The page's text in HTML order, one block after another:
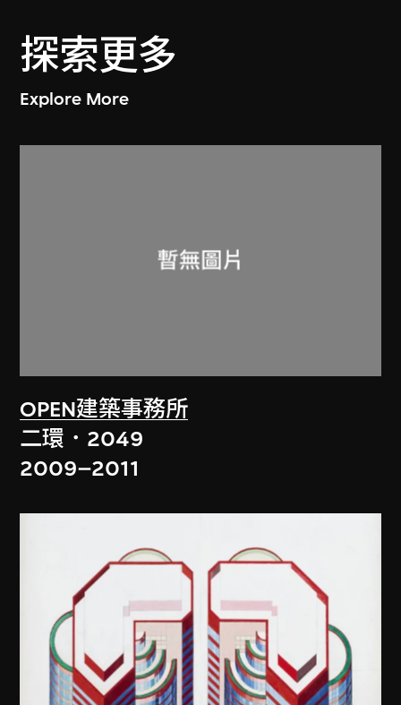
探索更多
Explore More
OPEN建築事務所
二環．2049
2009–2011